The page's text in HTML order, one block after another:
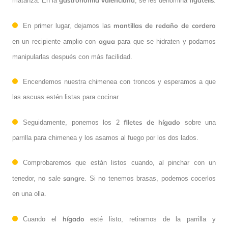
En primer lugar, dejamos las mantillas de redaño de cordero
en un recipiente amplio con agua para que se hidraten y podamos
manipularlas después con más facilidad.
Encendemos nuestra chimenea con troncos y esperamos a que
las ascuas estén listas para cocinar.
Seguidamente, ponemos los 2 filetes de hígado sobre una
parrilla para chimenea y los asamos al fuego por los dos lados.
Comprobaremos que están listos cuando, al pinchar con un
tenedor, no salesangre . Si no tenemos brasas, podemos cocerlos
en una olla.
Cuando el hígado esté listo, retiramos de la parrilla y